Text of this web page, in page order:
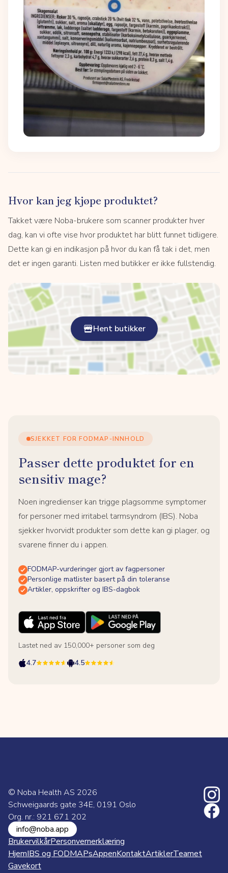
Hvor kan jeg kjøpe produktet?
Takket være Noba-brukere som scanner produkter hver
dag, kan vi ofte vise hvor produktet har blitt funnet tidligere.
Dette kan gi en indikasjon på hvor du kan få tak i det, men
det er ingen garanti. Listen med butikker er ikke fullstendig.
Hent butikker
SJEKKET FOR FODMAP-INNHOLD
Passer dette produktet for en
sensitiv mage?
Noen ingredienser kan trigge plagsomme symptomer
for personer med irritabel tarmsyndrom (IBS). Noba
sjekker hvorvidt produkter som dette kan gi plager, og
svarene finner du i appen.
FODMAP-vurderinger gjort av fagpersoner
Personlige matlister basert på din toleranse
Artikler, oppskrifter og IBS-dagbok
Lastet ned av 150,000+ personer som deg
4.7
4.5
© Noba Health AS 2026
Schweigaards gate 34E, 0191 Oslo
Org. nr.: 921 671 202
info@noba.app
BrukervilkårPersonvernerklæring
HjemIBS og FODMAPsAppenKontaktArtiklerTeamet
Gavekort